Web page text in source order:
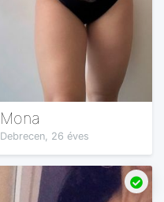
Mona
Debrecen, 26 éves